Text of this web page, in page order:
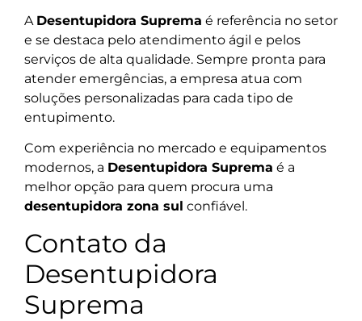
A Desentupidora Suprema é referência no setor
e se destaca pelo atendimento ágil e pelos
serviços de alta qualidade. Sempre pronta para
atender emergências, a empresa atua com
soluções personalizadas para cada tipo de
entupimento.
Com experiência no mercado e equipamentos
modernos, a Desentupidora Suprema é a
melhor opção para quem procura uma
desentupidora zona sul confiável.
Contato da
Desentupidora
Suprema